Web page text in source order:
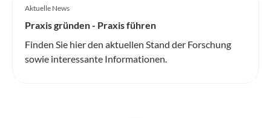
Aktuelle News
Praxis gründen - Praxis führen
Finden Sie hier den aktuellen Stand der Forschung
sowie interessante Informationen.